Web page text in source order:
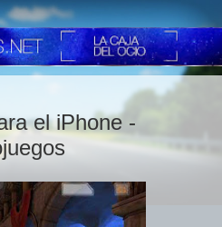
el iPhone -